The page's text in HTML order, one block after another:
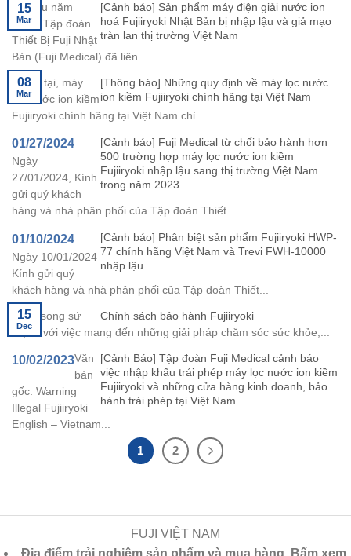
[Cảnh báo] Sản phẩm máy điện giải nước ion
hoá Fujiiryoki Nhật Bản bị nhập lậu và giả mạo
tràn lan thị trường Việt Nam
Từ đầu năm
2024, Tập đoàn
Thiết Bị Fuji Nhật
Bản (Fuji Medical) đã liên...
15
Mar
[Thông báo] Những quy định về máy lọc nước
ion kiềm Fujiiryoki chính hãng tại Việt Nam
Hiện tại, máy
lọc nước ion kiềm
Fujiiryoki chính hãng tại Việt Nam chỉ...
08
Mar
[Cảnh báo] Fuji Medical từ chối bảo hành hơn
500 trường hợp máy lọc nước ion kiềm
Fujiiryoki nhập lậu sang thị trường Việt Nam
trong năm 2023
01/27/2024
Ngày
27/01/2024, Kính
gửi quý khách
hàng và nhà phân phối của Tập đoàn Thiết...
[Cảnh báo] Phân biệt sản phẩm Fujiiryoki HWP-
77 chính hãng Việt Nam và Trevi FWH-10000
nhập lậu
01/10/2024
Ngày 10/01/2024
Kính gửi quý
khách hàng và nhà phân phối của Tập đoàn Thiết...
Chính sách bảo hành Fujiiryoki
Song song sứ
mệnh với việc mang đến những giải pháp chăm sóc sức khỏe,...
15
Dec
[Cảnh Báo] Tập đoàn Fuji Medical cảnh báo
việc nhập khẩu trái phép máy lọc nước ion kiềm
Fujiiryoki và những cửa hàng kinh doanh, bảo
hành trái phép tại Việt Nam
10/02/2023Văn
bản
gốc: Warning
Illegal Fujiiryoki
English – Vietnam...
1 2
FUJI VIỆT NAM
Địa điểm trải nghiệm sản phẩm và mua hàng. Bấm xem